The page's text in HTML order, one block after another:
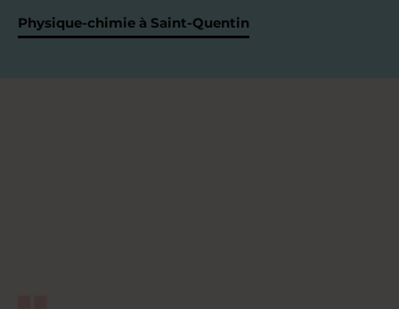
Physique-chimie à Saint-Quentin